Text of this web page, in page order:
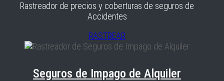
Rastreador de precios y coberturas de seguros de
Accidentes
RASTREAR
Seguros de Impago de Alquiler